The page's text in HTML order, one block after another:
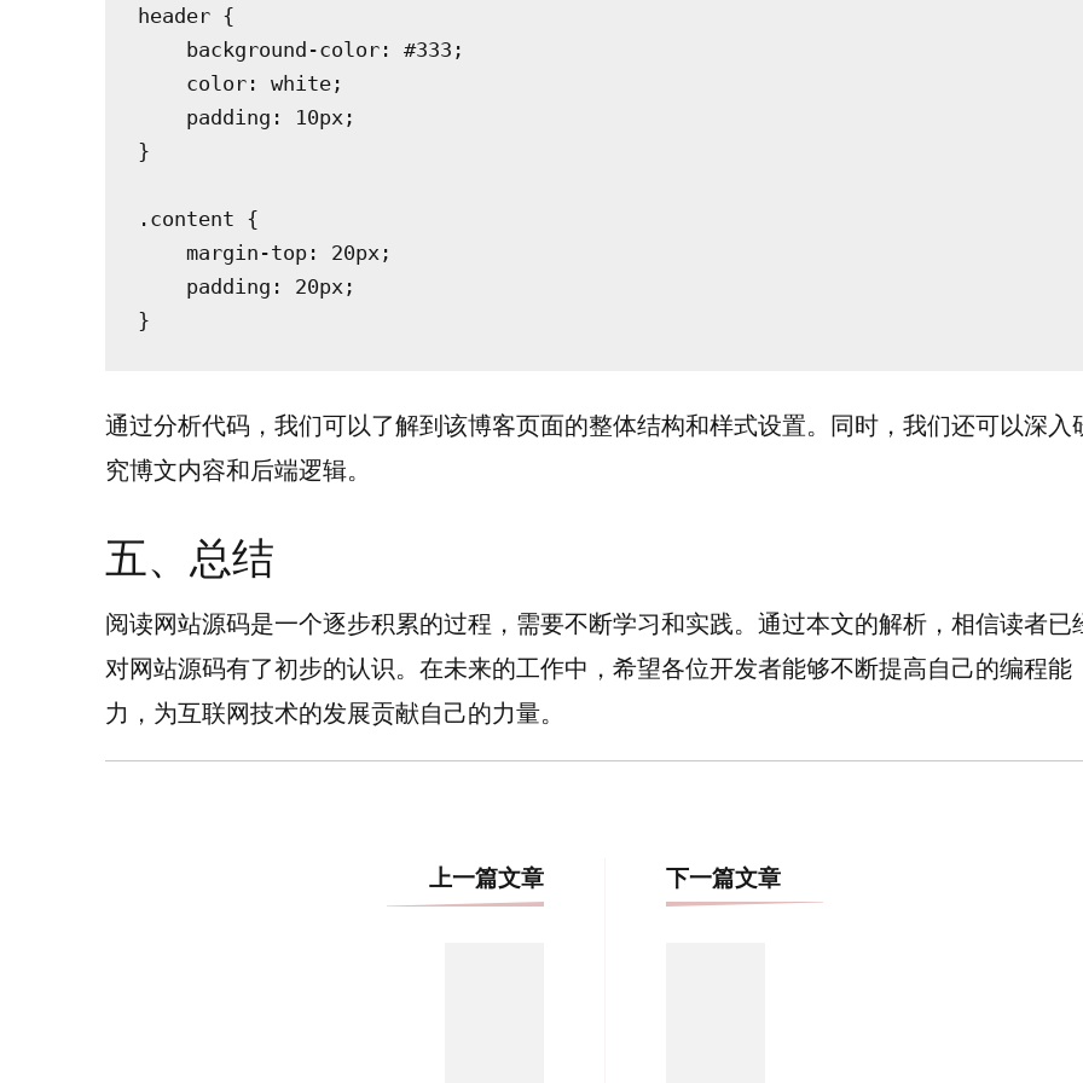
header {
    background-color: #333;
    color: white;
    padding: 10px;
}
.content {
    margin-top: 20px;
    padding: 20px;
通过分析代码，我们可以了解到该博客页面的整体结构和样式设置。同时，我们还可以深入
究博文内容和后端逻辑。
五、总结
阅读网站源码是一个逐步积累的过程，需要不断学习和实践。通过本文的解析，相信读者已
对网站源码有了初步的认识。在未来的工作中，希望各位开发者能够不断提高自己的编程能
力，为互联网技术的发展贡献自己的力量。
上一篇文章 下一篇文章